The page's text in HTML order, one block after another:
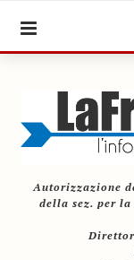
Autorizzazione
della sez. per la